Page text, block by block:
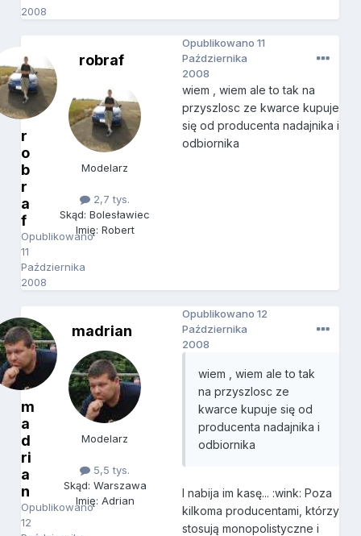
2008
r
o
b
r
a
f
Opublikowano
11
Października
2008
robraf
Modelarz
2,7 tys.
Skąd: Bolesławiec
Imię: Robert
Opublikowano11
Października
2008
wiem , wiem ale to tak na
przyszlosc ze kwarce kupuje
się od producenta nadajnika i
odbiornika
m
a
d
ri
a
n
Opublikowano
12
madrian
Modelarz
5,5 tys.
Skąd: Warszawa
Imię: Adrian
Opublikowano12
Października
2008
wiem , wiem ale to tak
na przyszlosc ze
kwarce kupuje się od
producenta nadajnika i
odbiornika
I nabija im kasę... :wink: Poza
kilkoma producentami, którzy
stosują monopolistyczne i